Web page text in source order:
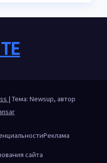
| Тема: Newsup, автор
Реклама
сайта